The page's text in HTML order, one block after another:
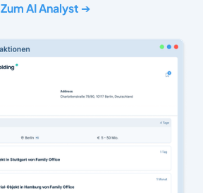
Zum AI Analyst ➔